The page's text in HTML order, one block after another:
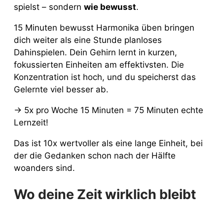
spielst – sondern wie bewusst.
15 Minuten bewusst Harmonika üben bringen
dich weiter als eine Stunde planloses
Dahinspielen. Dein Gehirn lernt in kurzen,
fokussierten Einheiten am effektivsten. Die
Konzentration ist hoch, und du speicherst das
Gelernte viel besser ab.
→ 5x pro Woche 15 Minuten = 75 Minuten echte
Lernzeit!
Das ist 10x wertvoller als eine lange Einheit, bei
der die Gedanken schon nach der Hälfte
woanders sind.
Wo deine Zeit wirklich bleibt